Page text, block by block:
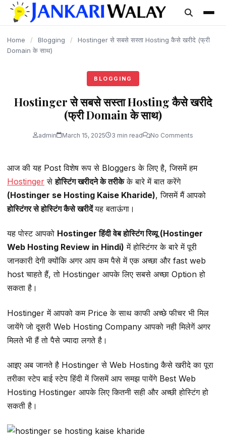
content
Home / Blogging /
Hostinger से सबसे सस्ता Hosting कैसे खरीदे (फ्री
Domain के साथ)
BLOGGING
Hostinger से सबसे सस्ता Hosting कैसे खरीदे
(फ्री Domain के साथ)
admin March 15, 2025 3 min read No Comments
आज की यह Post विशेष रूप से Bloggers के लिए है, जिसमें हम
Hostinger सेहोस्टिंग खरीदने के तरीकेके बारे में बात करेंगे
(Hostinger se Hosting Kaise Kharide), जिसमें मैं आपको
होस्टिंगर से होस्टिंग कैसे खरीदेंयह बताऊंगा।
यह पोस्ट आपको Hostinger हिंदी वेब होस्टिंग रिव्यू (Hostinger
Web Hosting Review in Hindi) में होस्टिंगर के बारे में पूरी
जानकारी देगी क्योंकि अगर आप कम पैसे में एक अच्छा और fast web
host चाहते हैं, तो Hostinger आपके लिए सबसे अच्छा Option हो
सकता है।
Hostinger में आपको कम Price के साथ काफी अच्छे फीचर भी मिल
जायेंगे जो दूसरी Web Hosting Company आपको नही मिलेगें अगर
मिलते भी हैं तो पैसे ज्यादा लगते है।
आइए अब जानते है Hostinger से Web Hosting कैसे खरीदे का पूरा
तरीका स्टेप बाई स्टेप हिंदी में जिसमें आप समझ पायेंगे Best Web
Hosting Hostinger आपके लिए कितनी सही और अच्छी होस्टिंग हो
सकती है।